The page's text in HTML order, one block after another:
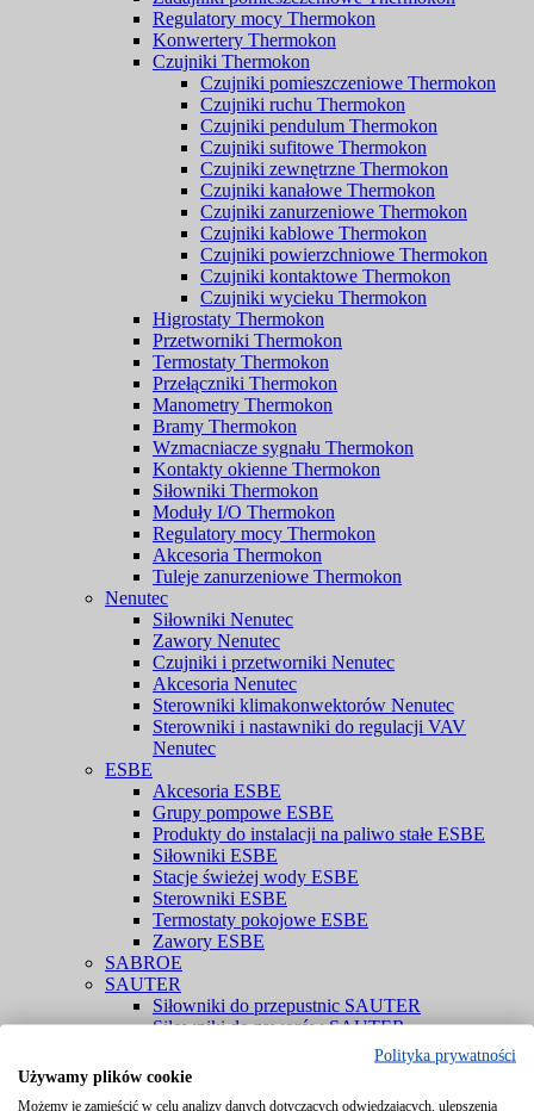
Regulatory mocy Thermokon
Konwertery Thermokon
Czujniki Thermokon
Czujniki pomieszczeniowe Thermokon
Czujniki ruchu Thermokon
Czujniki pendulum Thermokon
Czujniki sufitowe Thermokon
Czujniki zewnętrzne Thermokon
Czujniki kanałowe Thermokon
Czujniki zanurzeniowe Thermokon
Czujniki kablowe Thermokon
Czujniki powierzchniowe Thermokon
Czujniki kontaktowe Thermokon
Czujniki wycieku Thermokon
Higrostaty Thermokon
Przetworniki Thermokon
Termostaty Thermokon
Przełączniki Thermokon
Manometry Thermokon
Bramy Thermokon
Wzmacniacze sygnału Thermokon
Kontakty okienne Thermokon
Siłowniki Thermokon
Moduły I/O Thermokon
Regulatory mocy Thermokon
Akcesoria Thermokon
Tuleje zanurzeniowe Thermokon
Nenutec
Siłowniki Nenutec
Zawory Nenutec
Czujniki i przetworniki Nenutec
Akcesoria Nenutec
Sterowniki klimakonwektorów Nenutec
Sterowniki i nastawniki do regulacji VAV
Nenutec
ESBE
Akcesoria ESBE
Grupy pompowe ESBE
Produkty do instalacji na paliwo stałe ESBE
Siłowniki ESBE
Stacje świeżej wody ESBE
Sterowniki ESBE
Termostaty pokojowe ESBE
Zawory ESBE
SABROE
SAUTER
Siłowniki do przepustnic SAUTER
Siłowniki do zaworów SAUTER
Czujniki i przetworniki SAUTER
Polityka prywatności
Używamy plików cookie
Możemy je zamieścić w celu analizy danych dotyczących odwiedzających, ulepszenia